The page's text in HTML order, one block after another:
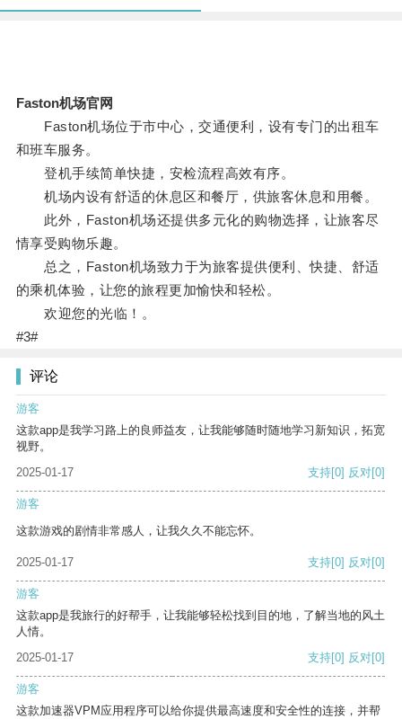
Faston机场官网
Faston机场位于市中心，交通便利，设有专门的出租车
和班车服务。
登机手续简单快捷，安检流程高效有序。
机场内设有舒适的休息区和餐厅，供旅客休息和用餐。
此外，Faston机场还提供多元化的购物选择，让旅客尽
情享受购物乐趣。
总之，Faston机场致力于为旅客提供便利、快捷、舒适
的乘机体验，让您的旅程更加愉快和轻松。
欢迎您的光临！。
#3#
评论
游客
这款app是我学习路上的良师益友，让我能够随时随地学习新知识，拓宽
视野。
2025-01-17
支持[0] 反对[0]
游客
这款游戏的剧情非常感人，让我久久不能忘怀。
2025-01-17 支持[0] 反对[0]
游客
这款app是我旅行的好帮手，让我能够轻松找到目的地，了解当地的风土
人情。
2025-01-17
支持[0] 反对[0]
游客
这款加速器VPM应用程序可以给你提供最高速度和安全性的连接，并帮